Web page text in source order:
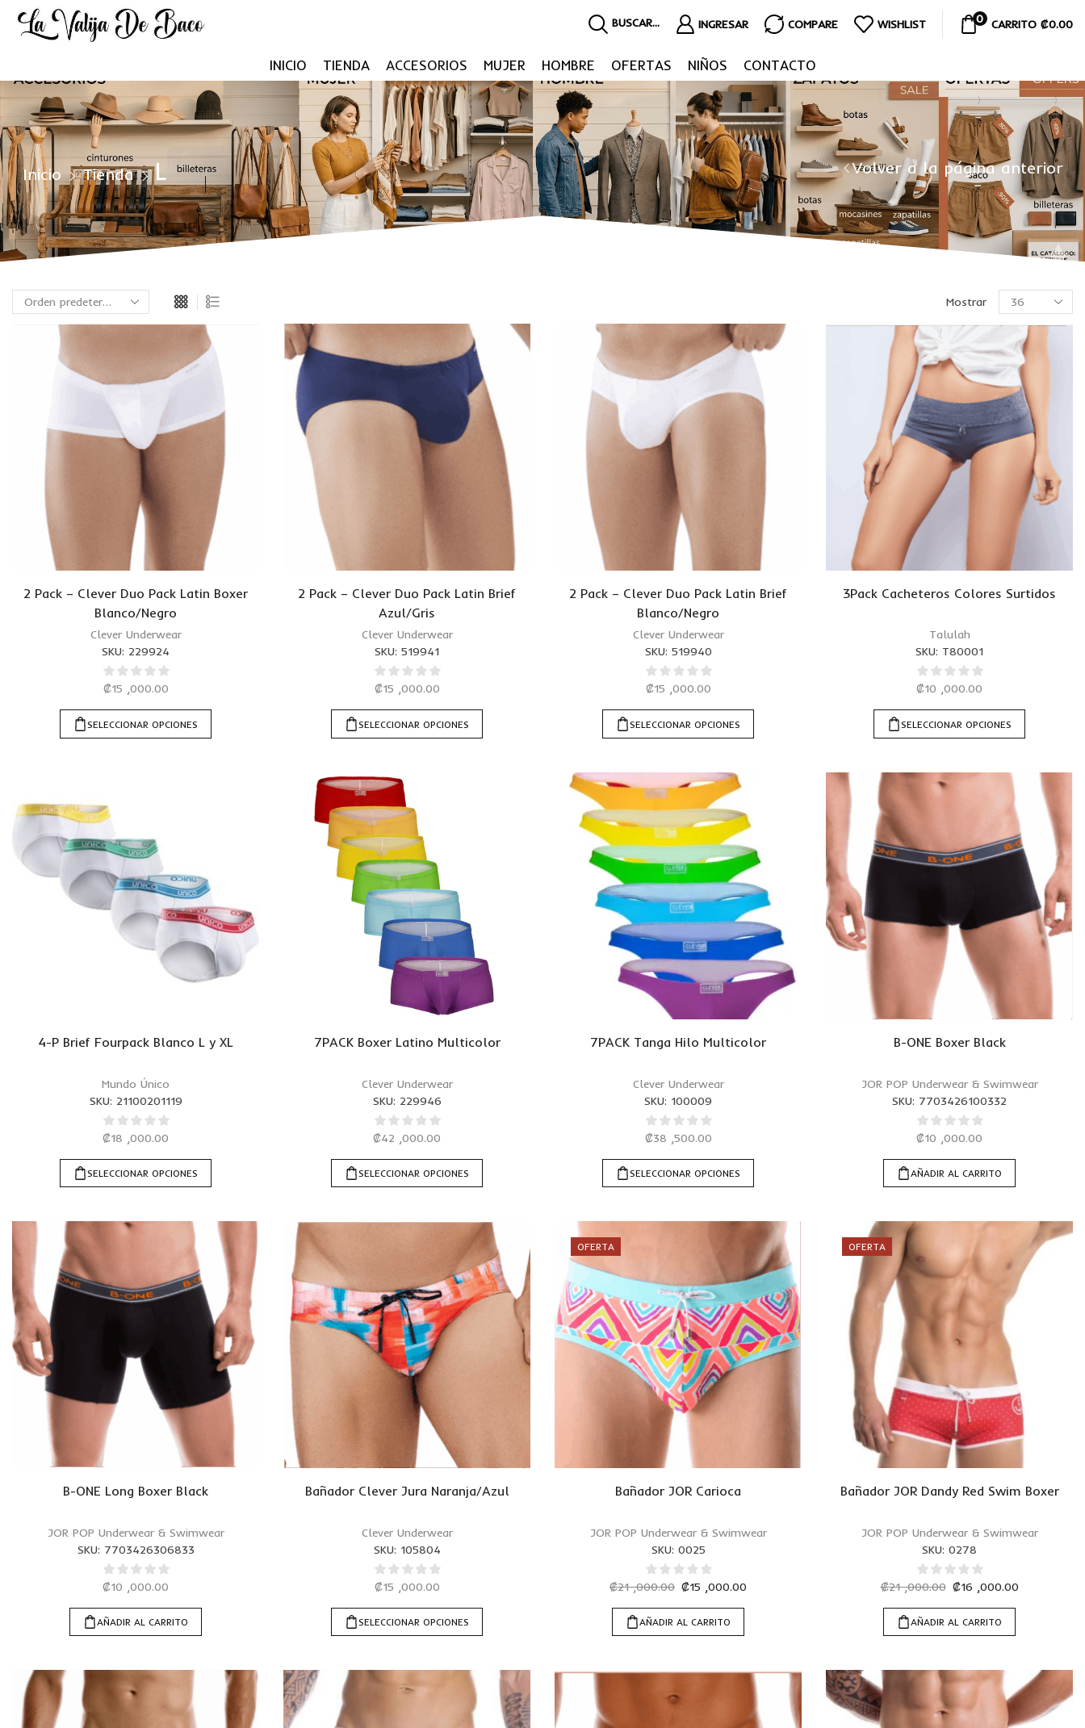
BUSCAR... INGRESAR COMPARE WISHLIST 0 CARRITO ₡0.00
INICIO TIENDA ACCESORIOS MUJER HOMBRE OFERTAS NIÑOS CONTACTO
Inicio Tienda L Volver a la página anterior
Mostrar
2 Pack – Clever Duo Pack Latin Boxer
Blanco/Negro
Clever Underwear
SKU: 229924
₡15 ,000.00
SELECCIONAR OPCIONES
2 Pack – Clever Duo Pack Latin Brief
Azul/Gris
Clever Underwear
SKU: 519941
₡15 ,000.00
SELECCIONAR OPCIONES
2 Pack – Clever Duo Pack Latin Brief
Blanco/Negro
Clever Underwear
SKU: 519940
₡15 ,000.00
SELECCIONAR OPCIONES
3Pack Cacheteros Colores Surtidos
Talulah
SKU: T80001
₡10 ,000.00
SELECCIONAR OPCIONES
4-P Brief Fourpack Blanco L y XL
Mundo Único
SKU: 21100201119
₡18 ,000.00
SELECCIONAR OPCIONES
7PACK Boxer Latino Multicolor
Clever Underwear
SKU: 229946
₡42 ,000.00
SELECCIONAR OPCIONES
7PACK Tanga Hilo Multicolor
Clever Underwear
SKU: 100009
₡38 ,500.00
SELECCIONAR OPCIONES
B-ONE Boxer Black
JOR POP Underwear & Swimwear
SKU: 7703426100332
₡10 ,000.00
AÑADIR AL CARRITO
B-ONE Long Boxer Black
JOR POP Underwear & Swimwear
SKU: 7703426306833
₡10 ,000.00
AÑADIR AL CARRITO
Bañador Clever Jura Naranja/Azul
Clever Underwear
SKU: 105804
₡15 ,000.00
SELECCIONAR OPCIONES
OFERTA
Bañador JOR Carioca
JOR POP Underwear & Swimwear
SKU: 0025
₡21 ,000.00 ₡15 ,000.00
AÑADIR AL CARRITO
OFERTA
Bañador JOR Dandy Red Swim Boxer
JOR POP Underwear & Swimwear
SKU: 0278
₡21 ,000.00 ₡16 ,000.00
AÑADIR AL CARRITO